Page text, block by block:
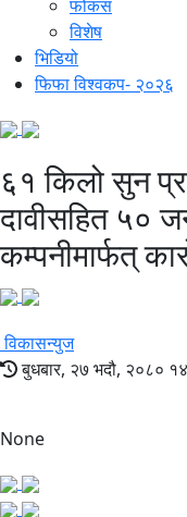
फोकस
विशेष
भिडियो
फिफा विश्वकप- २०२६
६१ किलो सुन
दावीसहित ५०
कम्पनीमार्फत्
विकासन्युज
बुधबार, २७ भदौ, २०८०
None